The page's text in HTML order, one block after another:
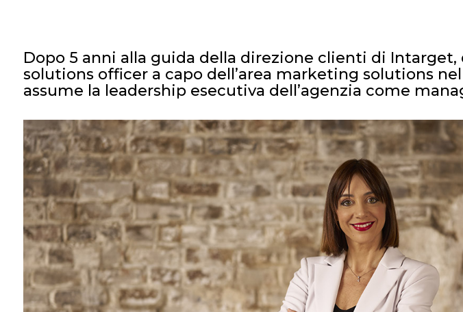
Dopo 5 anni alla guida della direzione clienti di
solutions officer a capo dell’area marketing solutions nel
assume la leadership esecutiva dell’agenzia come